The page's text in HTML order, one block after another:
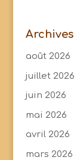
Archives
août 2026
juillet 2026
juin 2026
mai 2026
avril 2026
mars 2026